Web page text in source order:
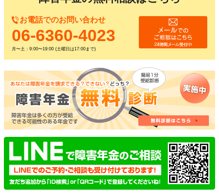
お電話でのお問い合わせ
06-6360-4023
月〜土：9:00〜19:00 (土曜日は17:00まで)